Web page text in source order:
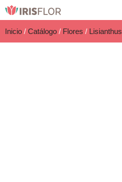
Inicio / Catálogo / Flores / Lisianthus